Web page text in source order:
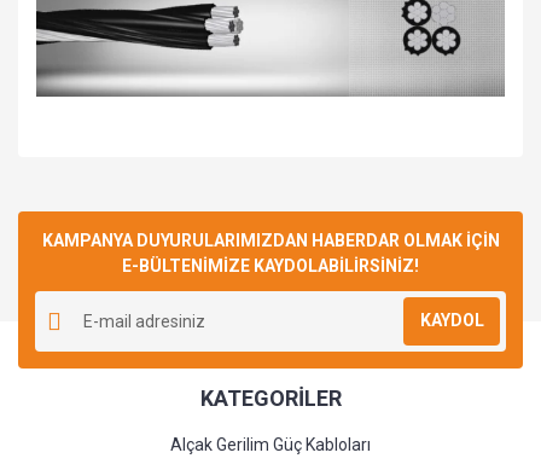
Yorum Yaz
KAMPANYA DUYURULARIMIZDAN HABERDAR OLMAK İÇİN
E-BÜLTENİMİZE KAYDOLABİLİRSİNİZ!
KAYDOL
KATEGORİLER
Alçak Gerilim Güç Kabloları